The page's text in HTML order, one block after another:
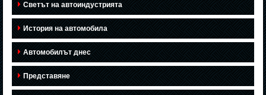
Светът на автоиндустрията
История на автомобила
Автомобилът днес
Представяне